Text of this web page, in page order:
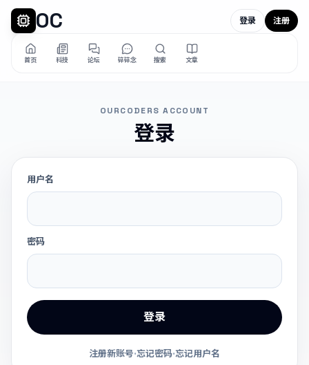
OC
首页 科技 论坛 碎碎念 搜索 文章
登录 注册
OURCODERS ACCOUNT
登录
用户名
密码
登录
注册新账号·忘记密码·忘记用户名